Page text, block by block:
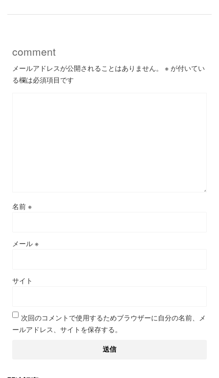
comment
メールアドレスが公開されることはありません。 ※ が付いてい
る欄は必須項目です
名前 ※
メール ※
サイト
次回のコメントで使用するためブラウザーに自分の名前、メ
ールアドレス、サイトを保存する。